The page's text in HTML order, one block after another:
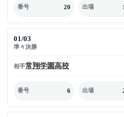
番号 20 出場
01/03
準々決勝
相手常翔学園高校
番号 6 出場